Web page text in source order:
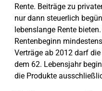
Rente. Beiträge zu
nur dann steuerlich
lebenslange Rente
Rentenbeginn
Verträge ab 2012 darf
dem 62. Lebensjahr
die Produkte